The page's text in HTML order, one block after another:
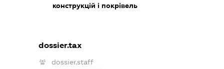
конструкцій і покрівель
dossier.tax
dossier.staff